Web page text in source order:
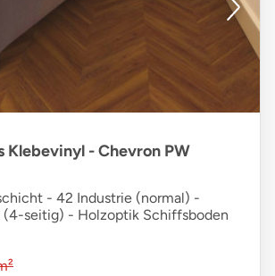
Klebevinyl - Chevron PW
- 42 Industrie (normal) -
(4-seitig) - Holzoptik Schiffsboden